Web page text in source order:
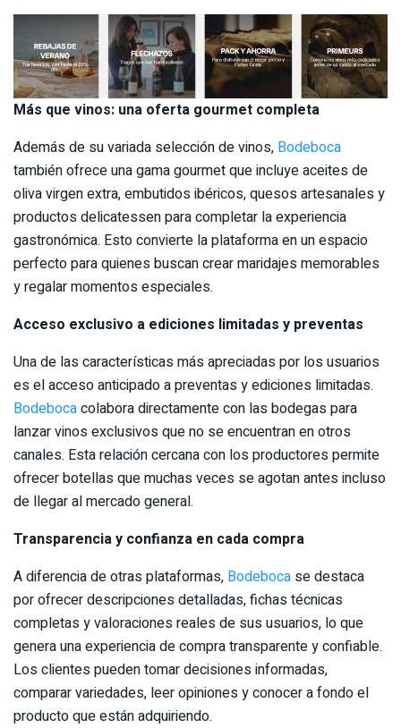
Más que vinos: una oferta gourmet completa
Además de su variada selección de vinos, Bodeboca
también ofrece una gama gourmet que incluye aceites de
oliva virgen extra, embutidos ibéricos, quesos artesanales y
productos delicatessen para completar la experiencia
gastronómica. Esto convierte la plataforma en un espacio
perfecto para quienes buscan crear maridajes memorables
y regalar momentos especiales.
Acceso exclusivo a ediciones limitadas y preventas
Una de las características más apreciadas por los usuarios
es el acceso anticipado a preventas y ediciones limitadas.
Bodebocacolabora directamente con las bodegas para
lanzar vinos exclusivos que no se encuentran en otros
canales. Esta relación cercana con los productores permite
ofrecer botellas que muchas veces se agotan antes incluso
de llegar al mercado general.
Transparencia y confianza en cada compra
A diferencia de otras plataformas, Bodeboca se destaca
por ofrecer descripciones detalladas, fichas técnicas
completas y valoraciones reales de sus usuarios, lo que
genera una experiencia de compra transparente y confiable.
Los clientes pueden tomar decisiones informadas,
comparar variedades, leer opiniones y conocer a fondo el
producto que están adquiriendo.